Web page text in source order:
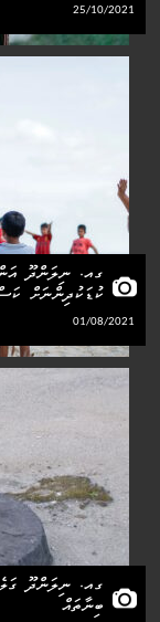
25/10/2021
ގއ. ނިލަންދޫ
ކުޑަކުދިންނަށް
01/08/2021
ގއ. ނިލަންދޫ
ބިނާތައް